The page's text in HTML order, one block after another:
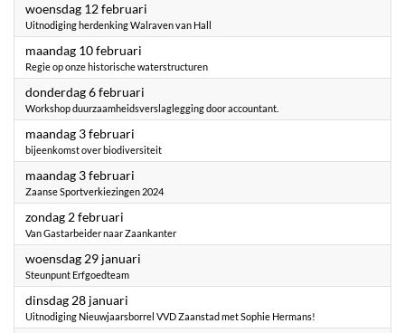
woensdag 12 februari
Uitnodiging herdenking Walraven van Hall
maandag 10 februari
Regie op onze historische waterstructuren
donderdag 6 februari
Workshop duurzaamheidsverslaglegging door accountant.
maandag 3 februari
bijeenkomst over biodiversiteit
maandag 3 februari
Zaanse Sportverkiezingen 2024
zondag 2 februari
Van Gastarbeider naar Zaankanter
woensdag 29 januari
Steunpunt Erfgoedteam
dinsdag 28 januari
Uitnodiging Nieuwjaarsborrel VVD Zaanstad met Sophie Hermans!